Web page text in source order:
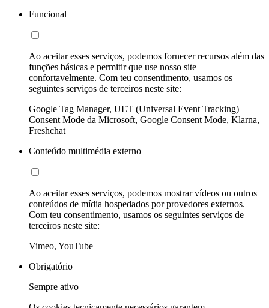
Funcional
Ao aceitar esses serviços, podemos fornecer recursos além das
funções básicas e permitir que use nosso site
confortavelmente. Com teu consentimento, usamos os
seguintes serviços de terceiros neste site:
Google Tag Manager, UET (Universal Event Tracking)
Consent Mode da Microsoft, Google Consent Mode, Klarna,
Freshchat
Conteúdo multimédia externo
Ao aceitar esses serviços, podemos mostrar vídeos ou outros
conteúdos de mídia hospedados por provedores externos.
Com teu consentimento, usamos os seguintes serviços de
terceiros neste site:
Vimeo, YouTube
Obrigatório
Sempre ativo